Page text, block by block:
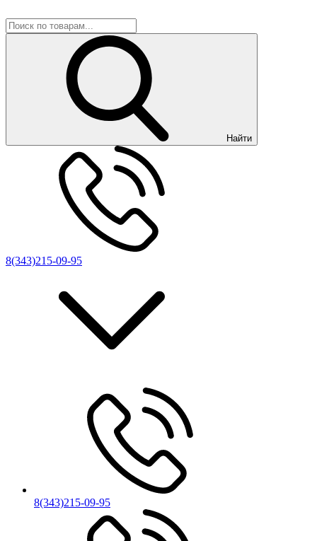
Найти
8(343)215-09-95
8(343)215-09-95